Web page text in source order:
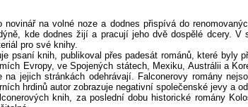
novinář na volné noze a dodnes přispívá do
kde dodnes žijí a pracují jeho dvě dospělé dcery. V
pro své knihy.
psaní knih, publikoval přes padesát románů, které byly
Evropy, ve Spojených státech, Mexiku, Austrálii a
jejich stránkách odehrávají. Falconerovy romány
hrdinů autor zobrazuje negativní společenské jevy a
knih, za poslední dobu historické romány